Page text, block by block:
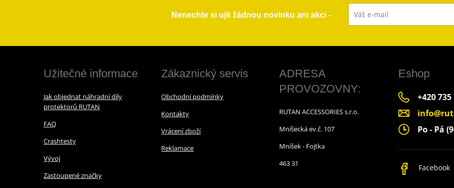
Nenechte si ujít žádnou novinku ani akci -
Užitečné informace
Jak objednat náhradní díly
protektorů RUTAN
FAQ
Crashtesty
Vývoj
Zastoupené značky
Zákaznický servis
Obchodní podmínky
Kontakty
Vrácení zboží
Reklamace
ADRESA
PROVOZOVNY:
RUTAN ACCESSORIES s.r.o.
Mníšecká ev.č. 107
Mníšek - Fojtka
463 31
Eshop
+420 735
Po - Pá
Facebook